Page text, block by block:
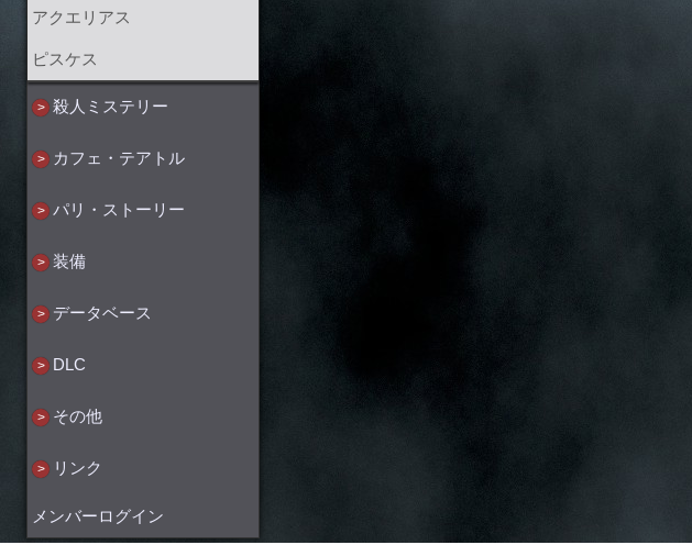
アクエリアス
ピスケス
殺人ミステリー
カフェ・テアトル
パリ・ストーリー
装備
データベース
DLC
その他
リンク
メンバーログイン